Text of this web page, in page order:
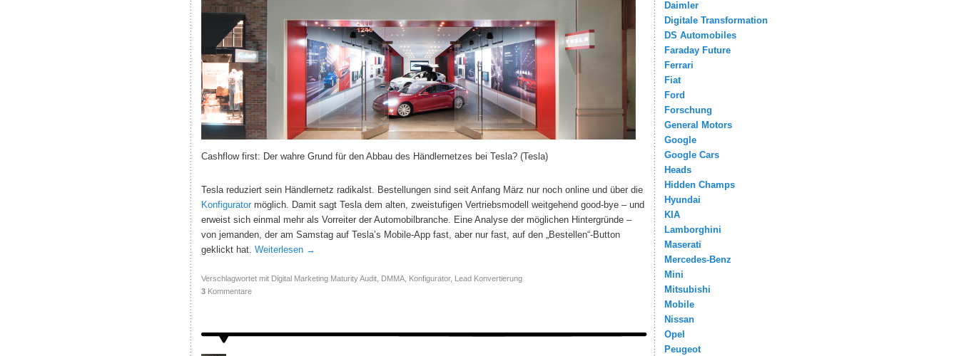
Cashflow first: Der wahre Grund für den Abbau des Händlernetzes bei Tesla? (Tesla)
Tesla reduziert sein Händlernetz radikalst. Bestellungen sind seit Anfang März nur noch online und über die
Konfiguratormöglich. Damit sagt Tesla dem alten, zweistufigen Vertriebsmodell weitgehend good-bye – und
erweist sich einmal mehr als Vorreiter der Automobilbranche. Eine Analyse der möglichen Hintergründe –
von jemanden, der am Samstag auf Tesla’s Mobile-App fast, aber nur fast, auf den „Bestellen“-Button
geklickt hat. Weiterlesen →
Verschlagwortet mit Digital Marketing Maturity Audit, DMMA, Konfigurator, Lead Konvertierung
3Kommentare
Daimler
Digitale Transformation
DS Automobiles
Faraday Future
Ferrari
Fiat
Ford
Forschung
General Motors
Google
Google Cars
Heads
Hidden Champs
Hyundai
KIA
Lamborghini
Maserati
Mercedes-Benz
Mini
Mitsubishi
Mobile
Nissan
Opel
Peugeot